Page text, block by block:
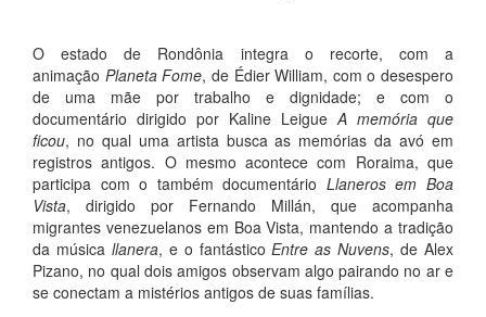
O estado de Rondônia integra o recorte, com a
animação Planeta Fome, de Édier William, com o desespero
de uma mãe por trabalho e dignidade; e com o
documentário dirigido por Kaline Leigue A memória que
ficou, no qual uma artista busca as memórias da avó em
registros antigos. O mesmo acontece com Roraima, que
participa com o também documentário Llaneros em Boa
Vista, dirigido por Fernando Millán, que acompanha
migrantes venezuelanos em Boa Vista, mantendo a tradição
da música llanera, e o fantásticoEntre as Nuvens, de Alex
Pizano, no qual dois amigos observam algo pairando no ar e
se conectam a mistérios antigos de suas famílias.